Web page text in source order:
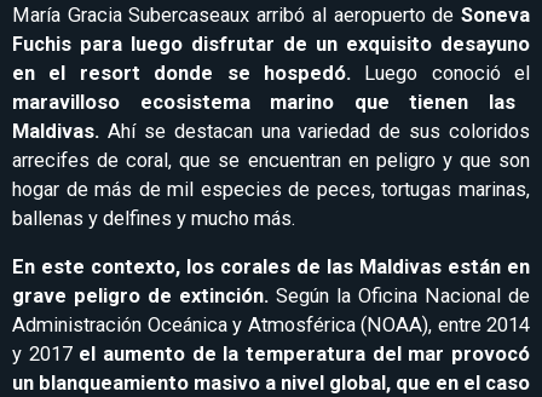
María Gracia Subercaseaux arribó al aeropuerto de Soneva
Fuchis para luego disfrutar de un exquisito desayuno
en el resort donde se hospedó. Luego conoció el
maravilloso ecosistema marino que tienen las
Maldivas. Ahí se destacan una variedad de sus coloridos
arrecifes de coral, que se encuentran en peligro y que son
hogar de más de mil especies de peces, tortugas marinas,
ballenas y delfines y mucho más.
En este contexto, los corales de las Maldivas están en
grave peligro de extinción. Según la Oficina Nacional de
Administración Oceánica y Atmosférica (NOAA), entre 2014
y 2017el aumento de la temperatura del mar provocó
un blanqueamiento masivo a nivel global, que en el caso